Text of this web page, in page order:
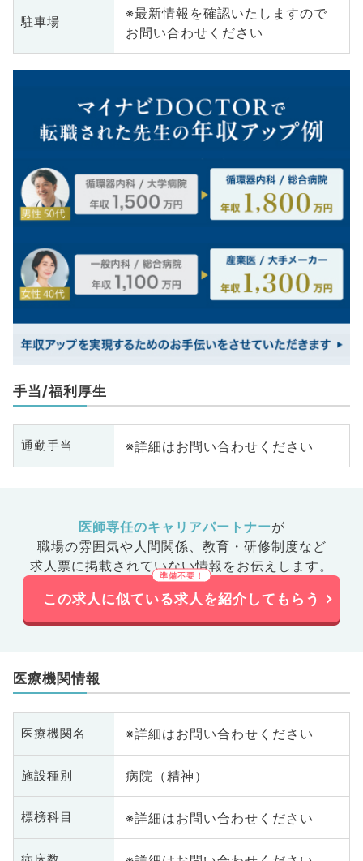
駐車場
※最新情報を確認いたしますので
お問い合わせください
手当/福利厚生
通勤手当 ※詳細はお問い合わせください
医師専任のキャリアパートナーが
職場の雰囲気や人間関係、 教育・研修制度など
求人票に掲載されていない情報をお伝えします。
この求人に似ている求人を紹介してもらう
医療機関情報
医療機関名 ※詳細はお問い合わせください
施設種別 病院（精神）
標榜科目 ※詳細はお問い合わせください